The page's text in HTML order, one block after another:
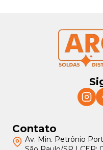
Contato
Av. Min. Petrônio